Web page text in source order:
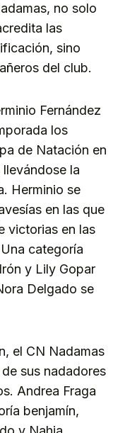
no solo
las
sino
del club.
Fernández
los
de Natación en
la
Herminio se
en las que
victorias en las
categoría
y Lily Gopar
Delgado se
el CN Nadamas
sus nadadores
Andrea Fraga
benjamín,